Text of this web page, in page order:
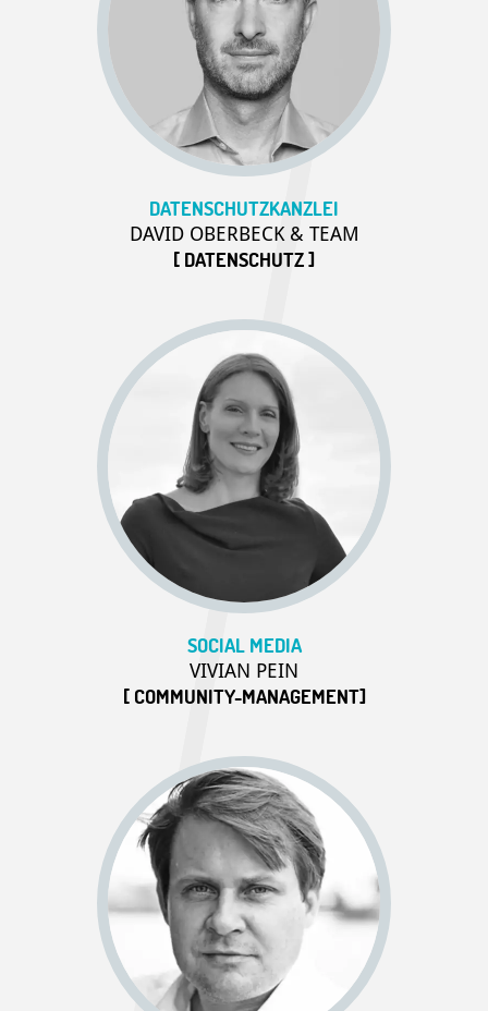
DATENSCHUTZKANZLEI
DAVID OBERBECK & TEAM
[ DATENSCHUTZ ]
SOCIAL MEDIA
VIVIAN PEIN
[ COMMUNITY-MANAGEMENT]